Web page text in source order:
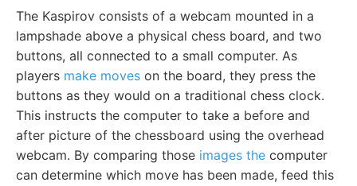
The Kaspirov consists of a webcam mounted in a
lampshade above a physical chess board, and two
buttons, all connected to a small computer. As
players make moves on the board, they press the
buttons as they would on a traditional chess clock.
This instructs the computer to take a before and
after picture of the chessboard using the overhead
webcam. By comparing those images the computer
can determine which move has been made, feed this